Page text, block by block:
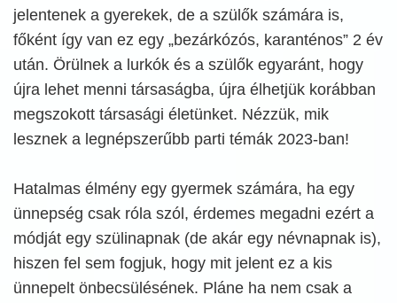
jelentenek a gyerekek, de a szülők számára is,
főként így van ez egy „bezárkózós, karanténos” 2 év
után. Örülnek a lurkók és a szülők egyaránt, hogy
újra lehet menni társaságba, újra élhetjük korábban
megszokott társasági életünket. Nézzük, mik
lesznek a legnépszerűbb parti témák 2023-ban!
Hatalmas élmény egy gyermek számára, ha egy
ünnepség csak róla szól, érdemes megadni ezért a
módját egy szülinapnak (de akár egy névnapnak is),
hiszen fel sem fogjuk, hogy mit jelent ez a kis
ünnepelt önbecsülésének. Pláne ha nem csak a